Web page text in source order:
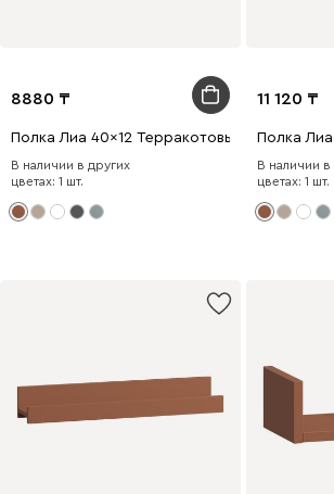
8880
Полка Лиа 40x12 Терракотовый
В наличии в других
цветах: 1 шт.
11 120
Полка
В наличии в
цветах: 1 шт.